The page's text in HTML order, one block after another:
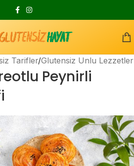
Tarifler Glutensiz Unlu Lezzetler
Peynirli